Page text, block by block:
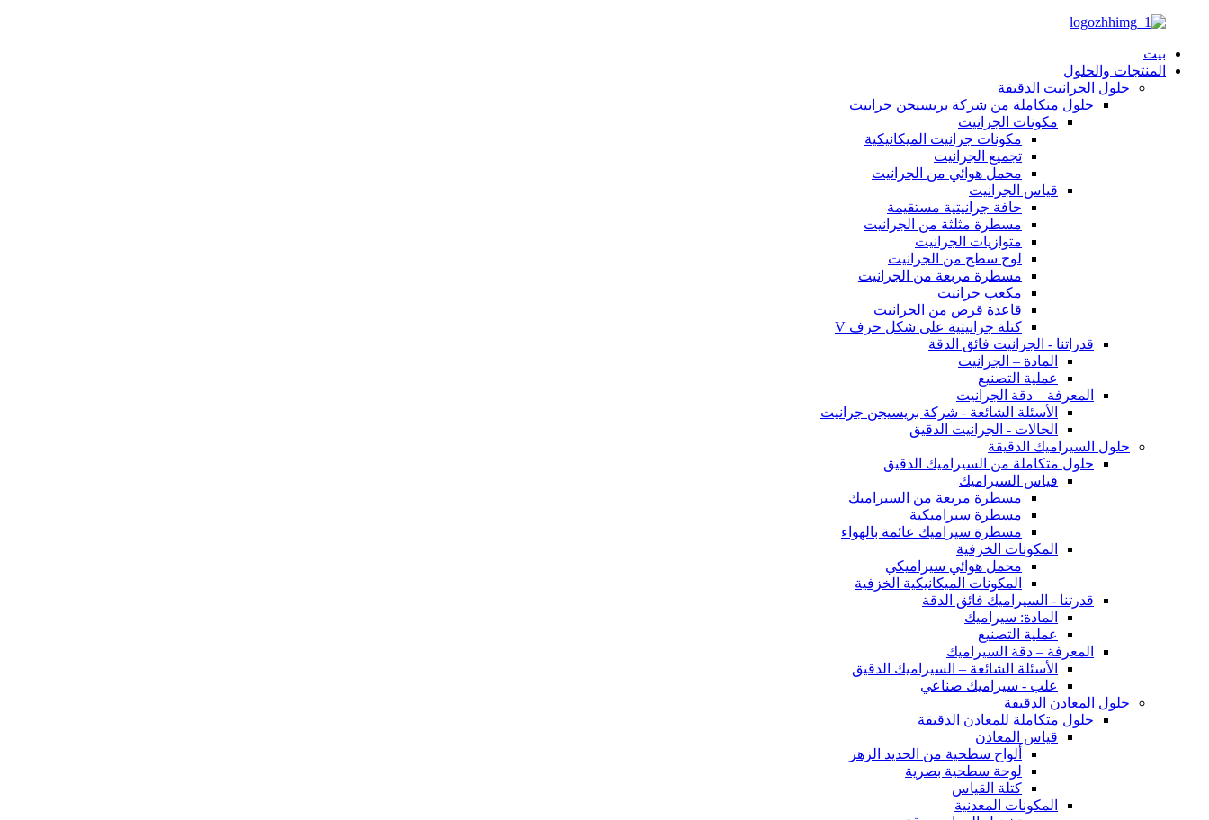
بيت
المنتجات والحلول
حلول الجرانيت الدقيقة
حلول متكاملة من شركة بريسيجن جرانيت
مكونات الجرانيت
مكونات جرانيت الميكانيكية
تجميع الجرانيت
محمل هوائي من الجرانيت
قياس الجرانيت
حافة جرانيتية مستقيمة
مسطرة مثلثة من الجرانيت
متوازيات الجرانيت
لوح سطح من الجرانيت
مسطرة مربعة من الجرانيت
مكعب جرانيت
قاعدة قرص من الجرانيت
كتلة جرانيتية على شكل حرف V
قدراتنا - الجرانيت فائق الدقة
المادة – الجرانيت
عملية التصنيع
المعرفة – دقة الجرانيت
الأسئلة الشائعة - شركة بريسيجن جرانيت
الحالات - الجرانيت الدقيق
حلول السيراميك الدقيقة
حلول متكاملة من السيراميك الدقيق
قياس السيراميك
مسطرة مربعة من السيراميك
مسطرة سيراميكية
مسطرة سيراميك عائمة بالهواء
المكونات الخزفية
محمل هوائي سيراميكي
المكونات الميكانيكية الخزفية
قدرتنا - السيراميك فائق الدقة
المادة: سيراميك
عملية التصنيع
المعرفة – دقة السيراميك
الأسئلة الشائعة – السيراميك الدقيق
علب - سيراميك صناعي
حلول المعادن الدقيقة
حلول متكاملة للمعادن الدقيقة
قياس المعادن
ألواح سطحية من الحديد الزهر
لوحة سطحية بصرية
كتلة القياس
المكونات المعدنية